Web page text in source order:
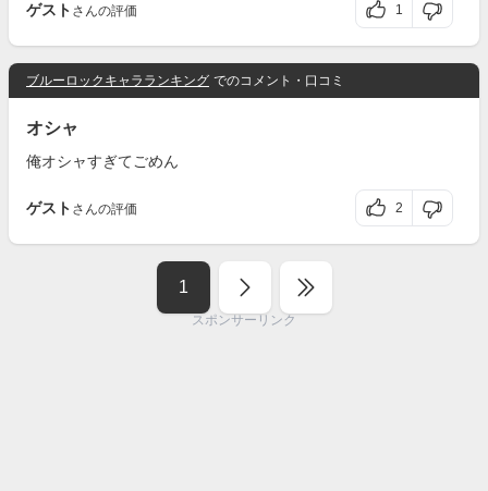
ゲスト さんの評価 1
ブルーロックキャラランキング でのコメント・口コミ
オシャ
俺オシャすぎてごめん
ゲスト さんの評価 2
1
スポンサーリンク